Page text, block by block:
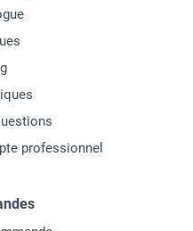
professionnel